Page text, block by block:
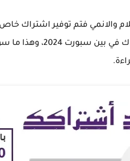
والانمي فتم توفير اشتراك
يبحثون عن كيفية